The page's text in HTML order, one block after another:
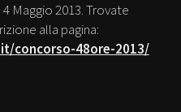
Maggio 2013. Trovate
alla pagina:
concorso-48ore-2013/